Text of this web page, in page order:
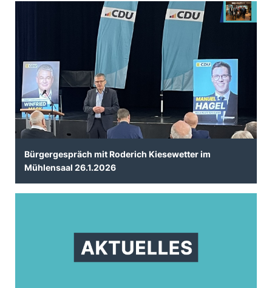
Bürgergespräch mit Roderich Kiesewetter im
Mühlensaal 26.1.2026